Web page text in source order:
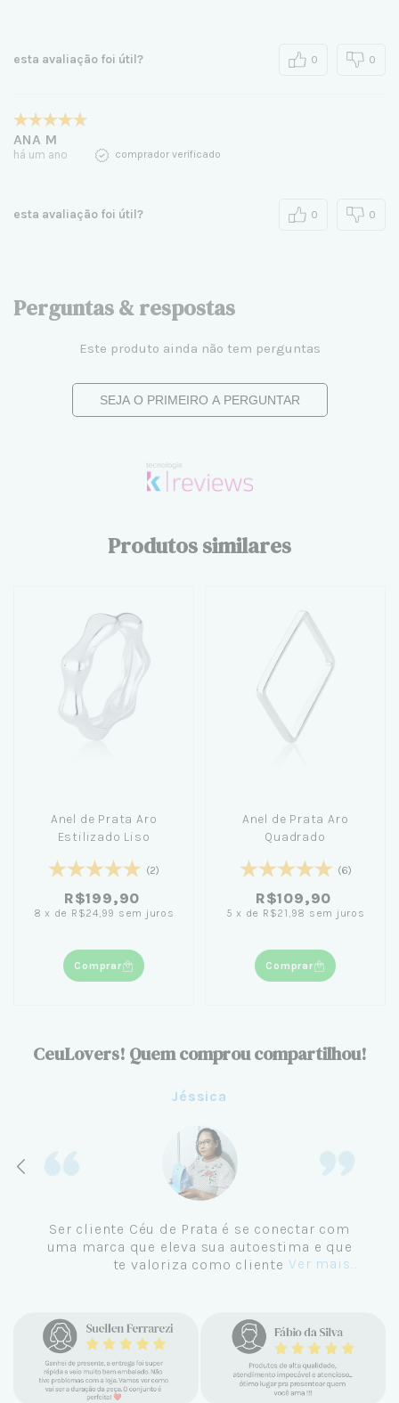
esta avaliação foi útil? 0 0
ANA M
há um ano comprador verificado
esta avaliação foi útil? 0 0
Perguntas & respostas
Este produto ainda não tem perguntas
SEJA O PRIMEIRO A PERGUNTAR
Produtos similares
Anel de Prata Aro
Estilizado Liso
(2)
R$199,90
8 x de R$24,99 sem juros
Comprar
Anel de Prata Aro
Quadrado
(6)
R$109,90
5 x de R$21,98 sem juros
Comprar
CeuLovers! Quem comprou compartilhou!
Ser cliente Céu de Prata é se
uma marca que eleva sua
te valoriza como cliente.